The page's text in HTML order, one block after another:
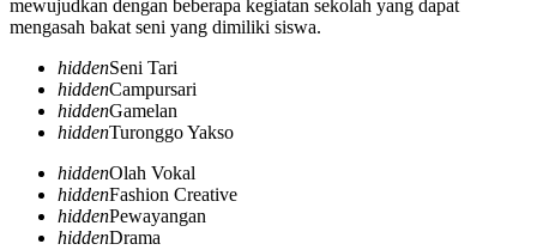
mewujudkan dengan beberapa kegiatan sekolah yang dapat
mengasah bakat seni yang dimiliki siswa.
hiddenSeni Tari
hiddenCampursari
hiddenGamelan
hiddenTuronggo Yakso
hiddenOlah Vokal
hiddenFashion Creative
hiddenPewayangan
hiddenDrama